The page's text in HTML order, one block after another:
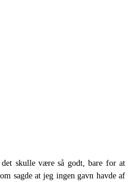
skulle være så godt, bare for at
sagde at jeg ingen gavn havde af